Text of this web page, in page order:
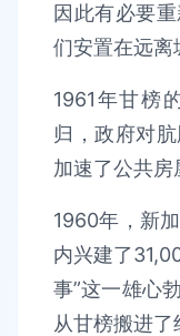
因此有必要
们安置在远离
1961年甘榜
归，政府对
加速了公共房
1960年，新
内兴建了
事”这一雄心
从甘榜搬进了